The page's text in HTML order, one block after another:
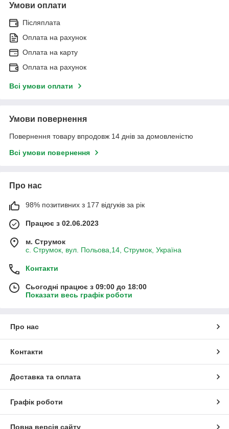
Умови оплати
Післяплата
Оплата на рахунок
Оплата на карту
Оплата на рахунок
Всі умови оплати
Умови повернення
Повернення товару впродовж 14 днів за домовленістю
Всі умови повернення
Про нас
98% позитивних з 177 відгуків за рік
Працює з 02.06.2023
м. Струмок
с. Струмок, вул. Польова,14, Струмок, Україна
Контакти
Сьогодні працює з 09:00 до 18:00
Показати весь графік роботи
Про нас
Контакти
Доставка та оплата
Графік роботи
Повна версія сайту